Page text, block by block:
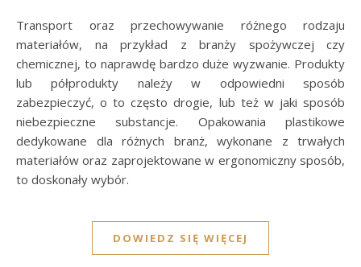
Transport oraz przechowywanie różnego rodzaju
materiałów, na przykład z branży spożywczej czy
chemicznej, to naprawdę bardzo duże wyzwanie. Produkty
lub półprodukty należy w odpowiedni sposób
zabezpieczyć, o to często drogie, lub też w jaki sposób
niebezpieczne substancje. Opakowania plastikowe
dedykowane dla różnych branż, wykonane z trwałych
materiałów oraz zaprojektowane w ergonomiczny sposób,
to doskonały wybór.
DOWIEDZ SIĘ WIĘCEJ